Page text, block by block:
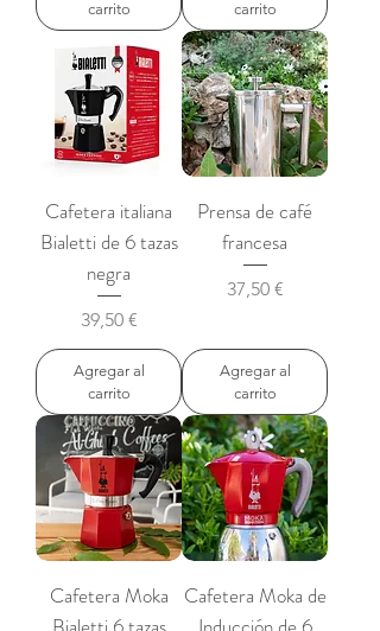
carrito carrito
Cafetera italiana
Bialetti de 6 tazas
negra
Precio
39,50 €
Agregar al
carrito
Prensa de café
francesa
Precio
37,50 €
Agregar al
carrito
Cafetera Moka
Cafetera Moka de